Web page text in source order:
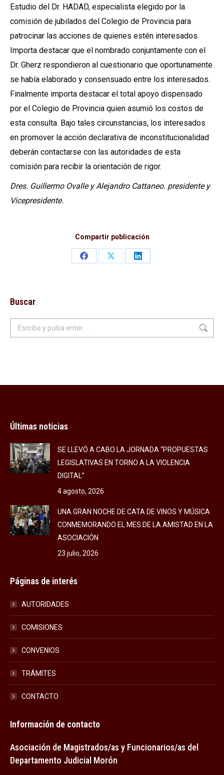
Estudio del Dr. HADAD, especialista elegido por la
comisión de jubilados del Colegio de Provincia para
patrocinar las acciones de quienes estén interesados.
Importa destacar que el nombrado conjuntamente con el
Dr. Gherz respondieron al cuestionario que oportunamente
se había elaborado y consensuado entre los interesados.
Finalmente importa destacar el total apoyo dispensado
por el Colegio de Provincia quien asumió los costos de
esta consulta. Bajo tales circunstancias, los interesados
en promover la acción declarativa de inconstitucionalidad
deberán contactarse con las autoridades de esta
comisión para recibir la orientación de rigor.
Dres. Guillermo Ovalle y Alejandro Cattaneo. presidente y
Vicepresidente.
Compartir publicación
Share
Share
Share
Buscar
Buscar:
Últimas noticias
SE LLEVÓ A CABO LA JORNADA “PROPUESTAS
LEGISLATIVAS EN TORNO A LA VIOLENCIA
DIGITAL”
4 agosto, 2026
UNA GRAN NOCHE DE CATA DE VINOS Y MÚSICA
CONMEMORANDO EL MES DE LA AMISTAD EN LA
ASOCIACIÓN
23 julio, 2026
Páginas de interés
AUTORIDADES
COMISIONES
CONVENIOS
TRÁMITES
CONTACTO
Información de contacto
Asociación de Magistrados/as y Funcionarios/as del
Departamento Judicial Morón